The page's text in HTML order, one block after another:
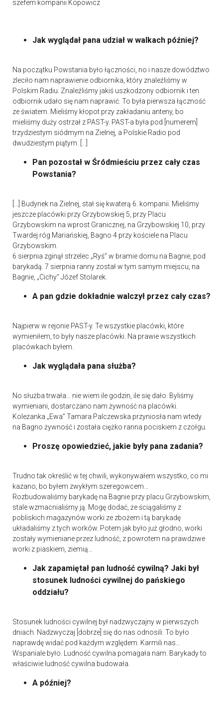
szefem kompanii Kopowicz
Jak wyglądał pana udział w walkach później?
Na początku Powstania było łączności, no i nasze dowództwo
zleciło nam naprawienie odbiornika, który znaleźliśmy w
Polskim Radiu. Znaleźliśmy jakiś uszkodzony odbiornik i ten
odbiornik udało się nam naprawić. To była pierwsza łączność
ze światem. Mieliśmy kłopot przy zakładaniu anteny, bo
mieliśmy duży ostrzał z PAST-y. PAST-a była pod [numerem]
trzydziestym siódmym na Zielnej, a Polskie Radio pod
dwudziestym piątym. [...]
Pan pozostał w Śródmieściu przez cały czas
Powstania?
[...] Budynek na Zielnej, stał się kwaterą 6. kompanii. Mieliśmy
jeszcze placówki przy Grzybowskiej 5, przy Placu
Grzybowskim na wprost Granicznej, na Grzybowskiej 10, przy
Twardej róg Mariańskiej, Bagno 4 przy kościele na Placu
Grzybowskim.
6 sierpnia zginął strzelec „Ryś” w bramie domu na Bagnie, pod
barykadą. 7 sierpnia ranny został w tym samym miejscu, na
Bagnie, „Cichy” Józef Stolarek.
A pan gdzie dokładnie walczył przez cały czas?
Najpierw w rejonie PAST-y. Te wszystkie placówki, które
wymieniłem, to były nasze placówki. Na prawie wszystkich
placówkach byłem.
Jak wyglądała pana służba?
No służba trwała… nie wiem ile godzin, ile się dało. Byliśmy
wymieniani, dostarczano nam żywność na placówki.
Koleżanka „Ewa” Tamara Palczewska przyniosła nam wtedy
na Bagno żywność i została ciężko ranna pociskiem z czołgu.
Proszę opowiedzieć, jakie były pana zadania?
Trudno tak określić w tej chwili, wykonywałem wszystko, co mi
kazano, bo byłem zwykłym szeregowcem…
Rozbudowaliśmy barykadę na Bagnie przy placu Grzybowskim,
stale wzmacnialiśmy ją. Mogę dodać, że ściągaliśmy z
pobliskich magazynów worki ze zbożem i tą barykadę
układaliśmy z tych worków. Potem jak było już głodno, worki
zostały wymieniane przez ludność, z powrotem na prawdziwe
worki z piaskiem, ziemią…
Jak zapamiętał pan ludność cywilną? Jaki był
stosunek ludności cywilnej do pańskiego
oddziału?
Stosunek ludności cywilnej był nadzwyczajny w pierwszych
dniach. Nadzwyczaj [dobrze] się do nas odnosili. To było
naprawdę widać pod każdym względem. Karmili nas…
Wspaniale było. Ludność cywilna pomagała nam. Barykady to
właściwie ludność cywilna budowała.
A później?